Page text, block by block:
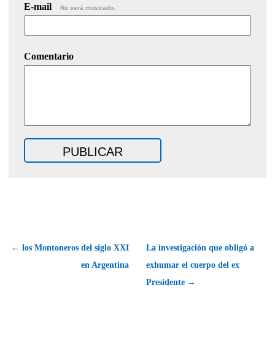
E-mail No será mostrado.
Comentario
← los Montoneros del siglo XXI
en Argentina
La investigación que obligó a
exhumar el cuerpo del ex
Presidente →